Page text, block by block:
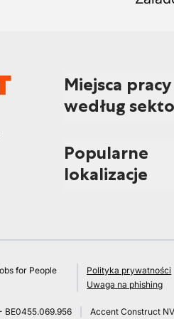
Miejsca pracy
według
Popularne
lokalizacje
for People
Polityka prywatności
Uwaga na phishing
BE0455.069.956 Accent Construct